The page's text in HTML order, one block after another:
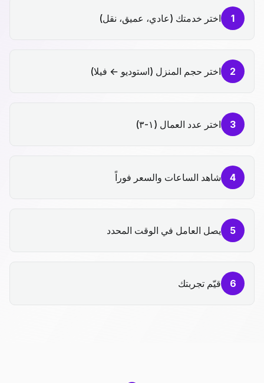
1 اختر خدمتك (عادي، عميق، نقل)
2 اختر حجم المنزل (استوديو ← فيلا)
3 اختر عدد العمال (١-٣)
4 شاهد الساعات والسعر فوراً
5 يصل العامل في الوقت المحدد
6 قيّم تجربتك